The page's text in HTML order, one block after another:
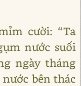
cười: “Ta
nước suối
ngày tháng
bên thác